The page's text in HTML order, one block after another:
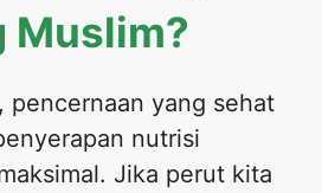
Muslim?
pencernaan yang sehat
nutrisi
Jika perut kita